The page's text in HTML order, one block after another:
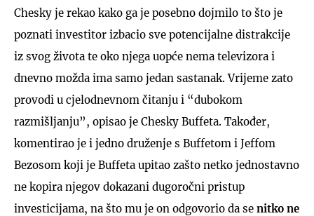
Chesky je rekao kako ga je posebno dojmilo to što je
poznati investitor izbacio sve potencijalne distrakcije
iz svog života te oko njega uopće nema televizora i
dnevno možda ima samo jedan sastanak. Vrijeme zato
provodi u cjelodnevnom čitanju i “dubokom
razmišljanju”, opisao je Chesky Buffeta. Također,
komentirao je i jedno druženje s Buffetom i Jeffom
Bezosom koji je Buffeta upitao zašto netko jednostavno
ne kopira njegov dokazani dugoročni pristup
investicijama, na što mu je on odgovorio da se nitko ne